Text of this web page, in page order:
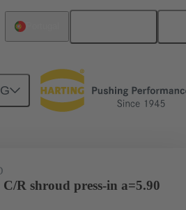
connection 09 03 000 9957
R shroud press-in a=5.90